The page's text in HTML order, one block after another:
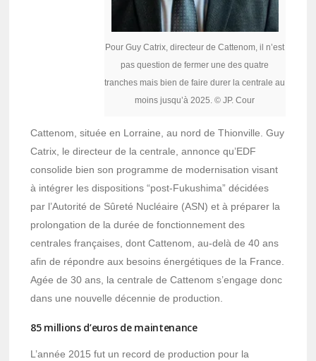
Pour Guy Catrix, directeur de Cattenom, il n’est
pas question de fermer une des quatre
tranches mais bien de faire durer la centrale au
moins jusqu’à 2025. © JP. Cour
Cattenom, située en Lorraine, au nord de Thionville. Guy
Catrix, le directeur de la centrale, annonce qu’EDF
consolide bien son programme de modernisation visant
à intégrer les dispositions “post-Fukushima” décidées
par l’Autorité de Sûreté Nucléaire (ASN) et à préparer la
prolongation de la durée de fonctionnement des
centrales françaises, dont Cattenom, au-delà de 40 ans
afin de répondre aux besoins énergétiques de la France.
Agée de 30 ans, la centrale de Cattenom s’engage donc
dans une nouvelle décennie de production.
85 millions d’euros de maintenance
L’année 2015 fut un record de production pour la